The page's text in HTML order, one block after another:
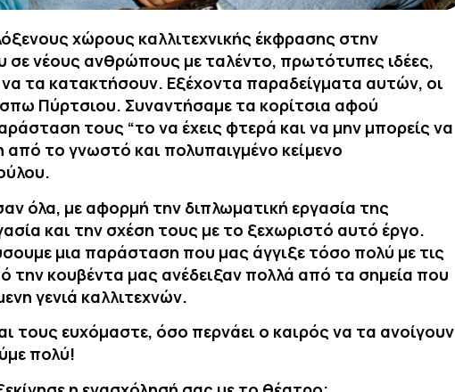
χώρους καλλιτεχνικής έκφρασης στην
σε νέους ανθρώπους με ταλέντο, πρωτότυπες ιδέες,
τα κατακτήσουν. Εξέχοντα παραδείγματα αυτών, οι
Πύρτσιου. Συναντήσαμε τα κορίτσια αφού
τους “το να έχεις φτερά και να μην μπορείς να
από το γνωστό και πολυπαιγμένο κείμενο
όλα, με αφορμή την διπλωματική εργασία της
και την σχέση τους με το ξεχωριστό αυτό έργο.
μια παράσταση που μας άγγιξε τόσο πολύ με τις
την κουβέντα μας ανέδειξαν πολλά από τα σημεία που
γενιά καλλιτεχνών.
τους ευχόμαστε, όσο περνάει ο καιρός να τα ανοίγουν
πολύ!